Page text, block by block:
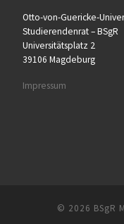
Otto-von-Guericke-
Studierendenrat – BSgR
Universitätsplatz 2
39106 Magdeburg
Impressum
© 2026 BSgR